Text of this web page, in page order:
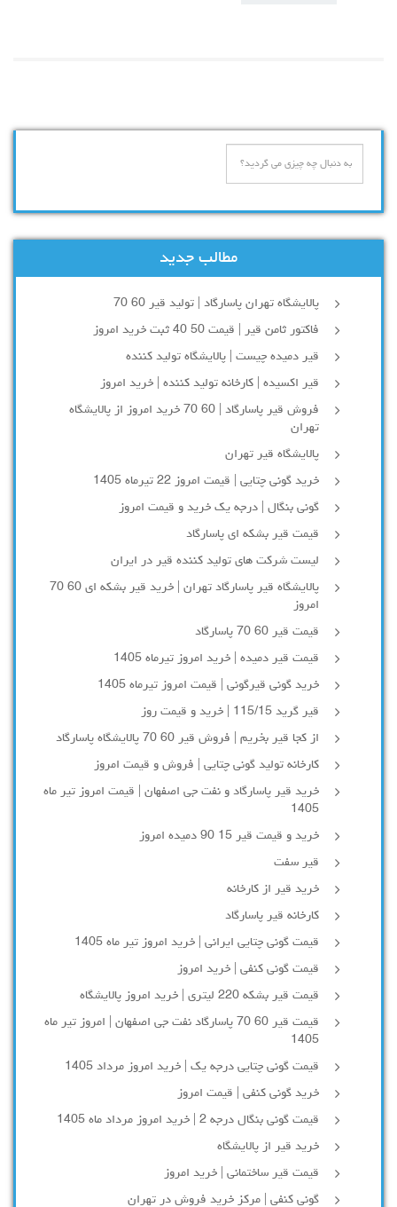
مطالب جدید
پالایشگاه تهران پاسارگاد | تولید قیر 60 70
فاکتور ثامن قیر | قیمت 50 40 ثبت خرید امروز
قیر دمیده چیست | پالایشگاه تولید کننده
قیر اکسیده | کارخانه تولید کننده | خرید امروز
فروش قیر پاسارگاد | 60 70 خرید امروز از پالایشگاه
تهران
پالایشگاه قیر تهران
خرید گونی چتایی | قیمت امروز 22 تیرماه 1405
گونی بنگال | درجه یک خرید و قیمت امروز
قیمت قیر بشکه ای پاسارگاد
لیست شرکت های تولید کننده قیر در ایران
پالایشگاه قیر پاسارگاد تهران | خرید قیر بشکه ای 60 70
امروز
قیمت قیر 60 70 پاسارگاد
قیمت قیر دمیده | خرید امروز تیرماه 1405
خرید گونی قیرگونی | قیمت امروز تیرماه 1405
قیر گرید 115/15 | خرید و قیمت روز
از کجا قیر بخریم | فروش قیر 60 70 پالایشگاه پاسارگاد
کارخانه تولید گونی چتایی | فروش و قیمت امروز
خرید قیر پاسارگاد و نفت جی اصفهان | قیمت امروز تیر ماه
1405
خرید و قیمت قیر 15 90 دمیده امروز
قیر سفت
خرید قیر از کارخانه
کارخانه قیر پاسارگاد
قیمت گونی چتایی ایرانی | خرید امروز تیر ماه 1405
قیمت گونی کنفی | خرید امروز
قیمت قیر بشکه 220 لیتری | خرید امروز پالایشگاه
قیمت قیر 60 70 پاسارگاد نفت جی اصفهان | امروز تیر ماه
1405
قیمت گونی چتایی درجه یک | خرید امروز مرداد 1405
خرید گونی کنفی | قیمت امروز
قیمت گونی بنگال درجه 2 | خرید امروز مرداد ماه 1405
خرید قیر از پالایشگاه
قیمت قیر ساختمانی | خرید امروز
گونی کنفی | مرکز خرید فروش در تهران